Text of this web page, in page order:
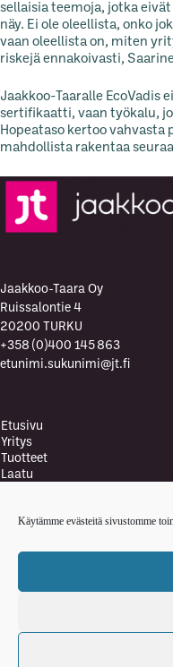
Käytämme evästeitä sivustomme
sellaisia teemoja, jotka
näy. Ei ole oleellista, onko
vaan oleellista on, miten
riskejä ennakoivasti,
Jaakkoo-Taaralle EcoVadis
sertifikaatti, vaan työkalu,
Hopeataso kertoo vahvasta
mahdollista rakentaa
Jaakkoo-Taara Oy
Ruissalontie 4
20200 TURKU
+358 (0)400 145 863
etunimi.sukunimi@jt.fi
Etusivu
Yritys
Tuotteet
Laatu
Terveys- ja